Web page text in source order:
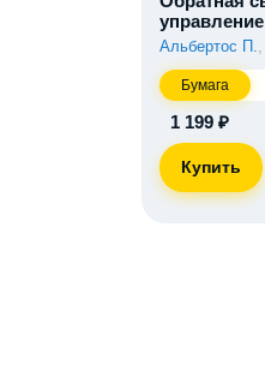
Альбертос П.
Бумага
1 199 ₽